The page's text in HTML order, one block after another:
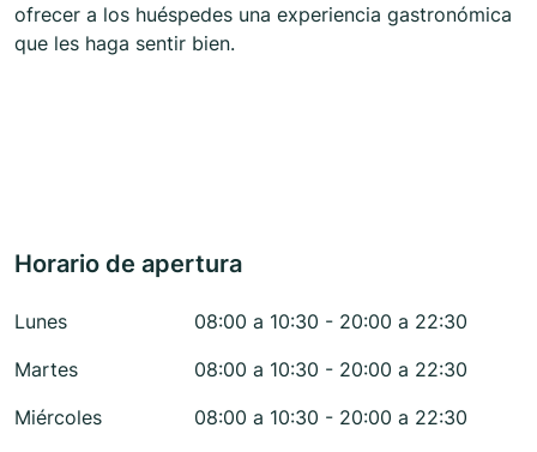
ofrecer a los huéspedes una experiencia gastronómica
que les haga sentir bien.
Horario de apertura
Lunes
08:00 a 10:30 - 20:00 a 22:30
Martes
08:00 a 10:30 - 20:00 a 22:30
Miércoles
08:00 a 10:30 - 20:00 a 22:30